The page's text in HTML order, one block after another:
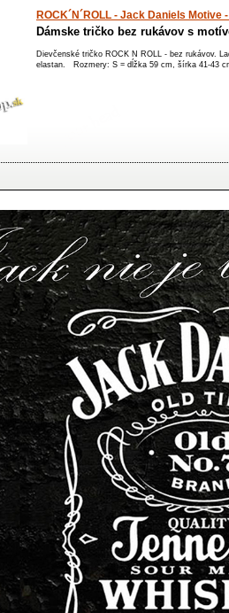
ROCK´N´ROLL - Jack Daniels Motive
Dámske tričko bez rukávov s
Dievčenské tričko ROCK N ROLL - bez rukávov.
elastan. Rozmery: S = dĺžka 59 cm, šírka 41-43